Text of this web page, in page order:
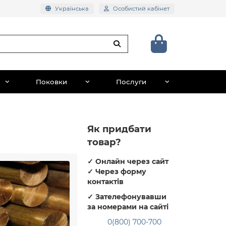
Українська Особистий кабінет
Поковки Послуги
Як придбати
товар?
✓ Онлайн через сайт
✓ Через форму
контактів
✓ Зателефонувавши
за номерами на сайті
0(800) 700-700